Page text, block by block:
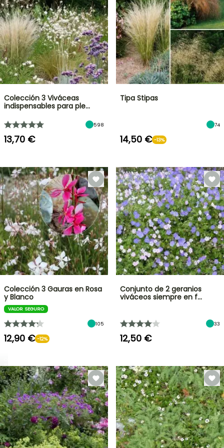
RELÁMPAGO
¡HASTA
UN
30
%
DE
DESCUENTO
EN
BULBOS
DE
PRIMAVERA
NOVEDADES
Colección 3 Viváceas
indispensables para ple…
598
13,70 €
Tipa Stipas
74
14,50 € -13%
Colección 3 Gauras en Rosa
y Blanco
VALOR SEGURO
105
12,90 € -12%
Conjunto de 2 geranios
viváceos siempre en f…
33
12,50 €